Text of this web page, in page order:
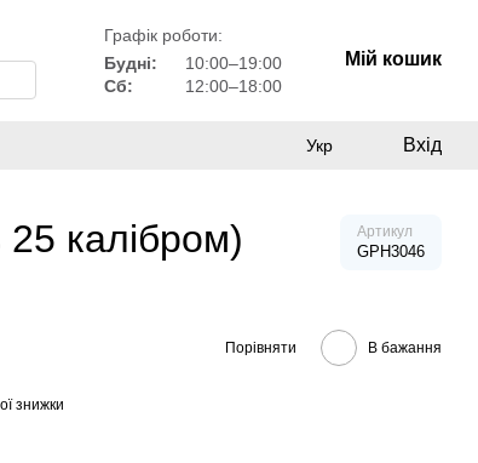
Графік роботи:
Будні:
10:00–19:00
Сб:
12:00–18:00
Мій кошик
Укр Вхід
калібром) Артикул
GPH3046
Порівняти В бажання
знижки